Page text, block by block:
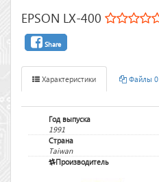
EPSON LX-400
Share
Характеристики Файлы 0
Год выпуска
1991
Страна
Taiwan
Производитель